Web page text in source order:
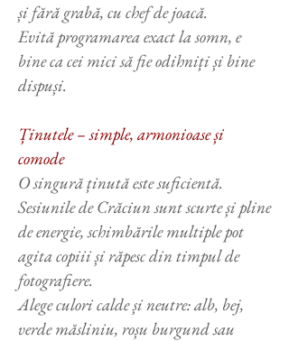
și fără grabă, cu chef de joacă.
Evită programarea exact la somn, e
bine ca cei mici să fie odihniți și bine
dispuși.
Ținutele – simple, armonioase și
comode
O singură ținută este suficientă.
Sesiunile de Crăciun sunt scurte și pline
de energie, schimbările multiple pot
agita copiii și răpesc din timpul de
fotografiere.
Alege culori calde și neutre: alb, bej,
verde măsliniu, roșu burgund sau